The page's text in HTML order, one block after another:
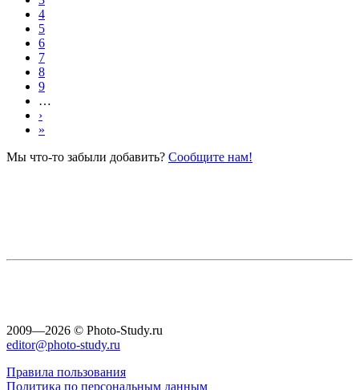
4
5
6
7
8
9
…
›
»
Мы что-то забыли добавить? Сообщите нам!
2009—2026 © Photo-Study.ru
editor@photo-study.ru
Правила пользования
Политика по персональным данным